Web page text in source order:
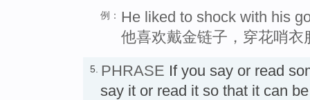
例： He liked to shock with his
他喜欢戴金链子，穿花哨衣
5. PHRASE If you say or read
say it or read it so that it can